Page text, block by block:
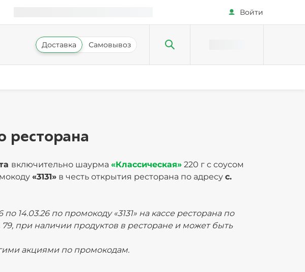
Войти
Доставка Самовывоз
ресторана
включительно шаурма «Классическая» 220 г с соусом
«3131» в честь открытия ресторана по адресу с.
14.03.26 по промокоду «3131» на кассе ресторана по
при наличии продуктов в ресторане и может быть
акциями по промокодам.